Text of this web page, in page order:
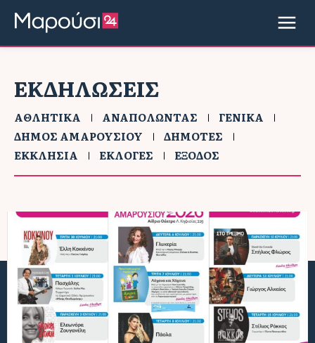
ΕΚΔΗΛΩΣΕΙΣ
ΑΘΛΗΤΙΚΑ ΑΝΑΠΟΛΩΝΤΑΣ
ΓΕΝΙΚΑ
ΔΗΜΟΣ ΑΜΑΡΟΥΣΙΟΥ
ΔΗΜΟΤΕΣ
ΕΚΚΛΗΣΙΑ
ΕΚΛΟΓΕΣ ΕΞΟΔΟΣ